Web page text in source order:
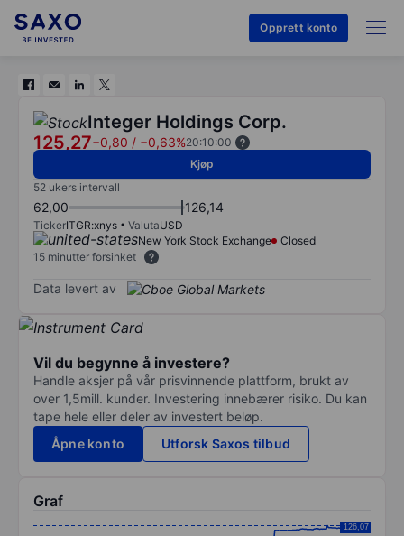
Opprett konto
Integer Holdings Corp.
125,27−0,80 / −0,63%20:10:00
Kjøp
52 ukers intervall
62,00 126,14
TickerITGR:xnys ValutaUSD
New York Stock Exchange
Closed
15 minutter forsinket
Data levert av
Vil du begynne å investere?
Handle aksjer på vår prisvinnende plattform, brukt av
over 1,5mill. kunder. Investering innebærer risiko. Du kan
tape hele eller deler av investert beløp.
Åpne konto
Utforsk Saxos tilbud
Graf
126,07